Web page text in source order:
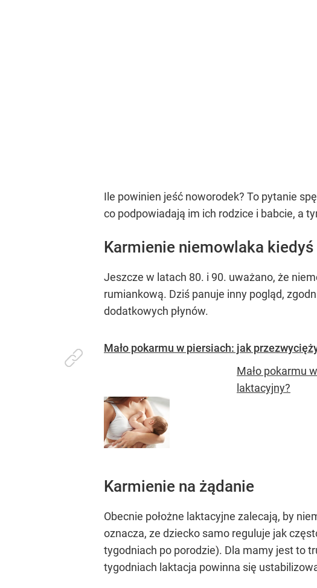
Ile powinien jeść noworodek? To pytanie
co podpowiadają im ich rodzice i babcie, a
Karmienie niemowlaka kiedyś
Jeszcze w latach 80. i 90. uważano, że
rumiankową. Dziś panuje inny pogląd,
dodatkowych płynów.
Mało pokarmu w piersiach: jak
Mało pokarmu
laktacyjny?
Karmienie na żądanie
Obecnie położne laktacyjne zalecają, by
oznacza, ze dziecko samo reguluje jak
tygodniach po porodzie). Dla mamy jest to
tygodniach laktacja powinna się